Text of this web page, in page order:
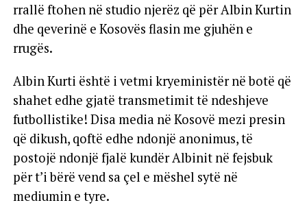
rrallë ftohen në studio njerëz që për Albin Kurtin
dhe qeverinë e Kosovës flasin me gjuhën e
rrugës.
Albin Kurti është i vetmi kryeministër në botë që
shahet edhe gjatë transmetimit të ndeshjeve
futbollistike! Disa media në Kosovë mezi presin
që dikush, qoftë edhe ndonjë anonimus, të
postojë ndonjë fjalë kundër Albinit në fejsbuk
për t’i bërë vend sa çel e mëshel sytë në
mediumin e tyre.